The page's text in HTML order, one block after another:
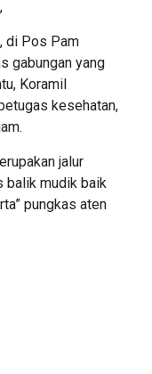
di Pos Pam
gabungan yang
Koramil
kesehatan,
jalur
balik mudik baik
pungkas aten